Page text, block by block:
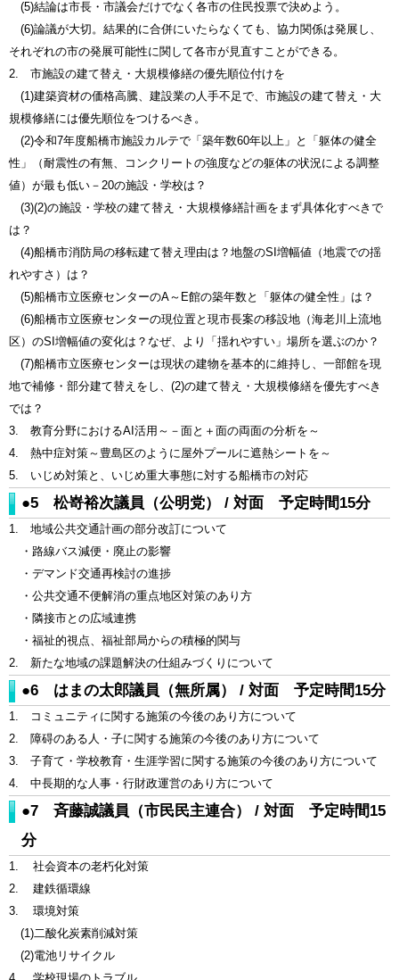
(5)結論は市長・市議会だけでなく各市の住民投票で決めよう。
(6)論議が大切。結果的に合併にいたらなくても、協力関係は発展し、
それぞれの市の発展可能性に関して各市が見直すことができる。
2. 市施設の建て替え・大規模修繕の優先順位付けを
(1)建築資材の価格高騰、建設業の人手不足で、市施設の建て替え・大
規模修繕には優先順位をつけるべき。
(2)令和7年度船橋市施設カルテで「築年数60年以上」と「躯体の健全
性」（耐震性の有無、コンクリートの強度などの躯体の状況による調整
値）が最も低い－20の施設・学校は？
(3)(2)の施設・学校の建て替え・大規模修繕計画をまず具体化すべきで
は？
(4)船橋市消防局の移転建て替え理由は？地盤のSI増幅値（地震での揺
れやすさ）は？
(5)船橋市立医療センターのA～E館の築年数と「躯体の健全性」は？
(6)船橋市立医療センターの現位置と現市長案の移設地（海老川上流地
区）のSI増幅値の変化は？なぜ、より「揺れやすい」場所を選ぶのか？
(7)船橋市立医療センターは現状の建物を基本的に維持し、一部館を現
地で補修・部分建て替えをし、(2)の建て替え・大規模修繕を優先すべき
では？
3. 教育分野におけるAI活用～－面と＋面の両面の分析を～
4. 熱中症対策～豊島区のように屋外プールに遮熱シートを～
5. いじめ対策と、いじめ重大事態に対する船橋市の対応
●5 松嵜裕次議員（公明党） / 対面 予定時間15分
1. 地域公共交通計画の部分改訂について
・路線バス減便・廃止の影響
・デマンド交通再検討の進捗
・公共交通不便解消の重点地区対策のあり方
・隣接市との広域連携
・福祉的視点、福祉部局からの積極的関与
2. 新たな地域の課題解決の仕組みづくりについて
●6 はまの太郎議員（無所属） / 対面 予定時間15分
1. コミュニティに関する施策の今後のあり方について
2. 障碍のある人・子に関する施策の今後のあり方について
3. 子育て・学校教育・生涯学習に関する施策の今後のあり方について
4. 中長期的な人事・行財政運営のあり方について
●7 斉藤誠議員（市民民主連合） / 対面 予定時間15
分
1. 社会資本の老朽化対策
2. 建鉄循環線
3. 環境対策
(1)二酸化炭素削減対策
(2)電池リサイクル